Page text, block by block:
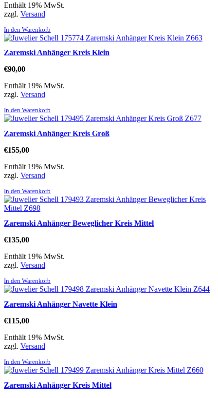
Enthält 19% MwSt.
zzgl. Versand
In den Warenkorb
Zaremski Anhänger Kreis Klein
€90,00
Enthält 19% MwSt.
zzgl. Versand
In den Warenkorb
Zaremski Anhänger Kreis Groß
€155,00
Enthält 19% MwSt.
zzgl. Versand
In den Warenkorb
Zaremski Anhänger Beweglicher Kreis Mittel
€135,00
Enthält 19% MwSt.
zzgl. Versand
In den Warenkorb
Zaremski Anhänger Navette Klein
€115,00
Enthält 19% MwSt.
zzgl. Versand
In den Warenkorb
Zaremski Anhänger Kreis Mittel